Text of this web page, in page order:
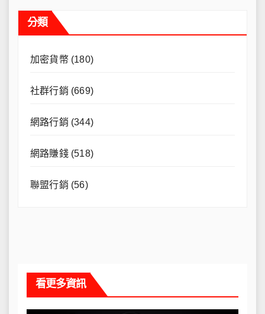
分類
加密貨幣(180)
社群行銷 (669)
網路行銷 (344)
網路賺錢(518)
聯盟行銷 (56)
看更多資訊